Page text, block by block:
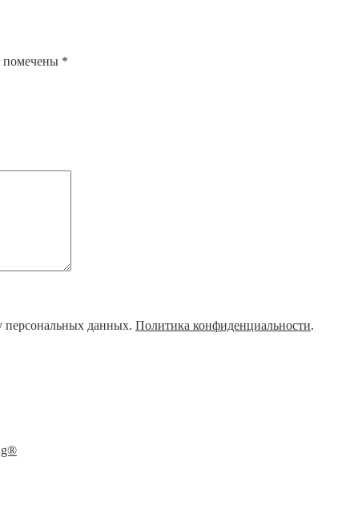
помечены *
персональных данных. Политика конфиденциальности.